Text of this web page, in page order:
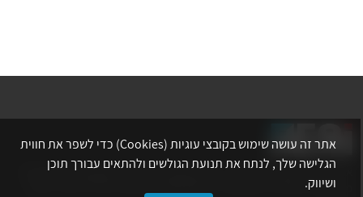
אתר לשכת המהנדסים, האדריכלים והאקדמאים בעלי המקצועות הטכנולוגיים
מרכז את הפעילויות המקצועיות, ההשתלמויות, ההטבות ואירועי הפנאי לאנשי
אתר זה עושה שימוש בקובצי עוגיות (Cookies) כדי לשפר את חווית
הגלישה שלך, לנתח את תנועת הגולשים ולהתאים עבורך תוכן
ושיווק.